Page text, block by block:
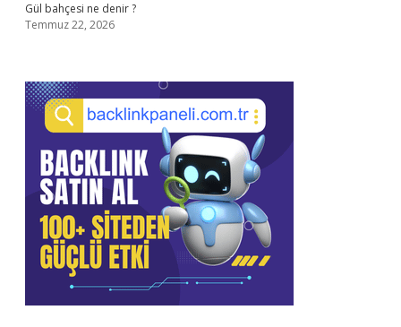
Gül bahçesi ne denir ?
Temmuz 22, 2026